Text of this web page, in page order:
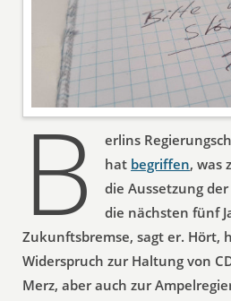
B
erlins
hat begriffen, was
die Aussetzung
die nächsten fünf
Zukunftsbremse, sagt er. Hört,
Widerspruch zur Haltung von
Merz, aber auch zur